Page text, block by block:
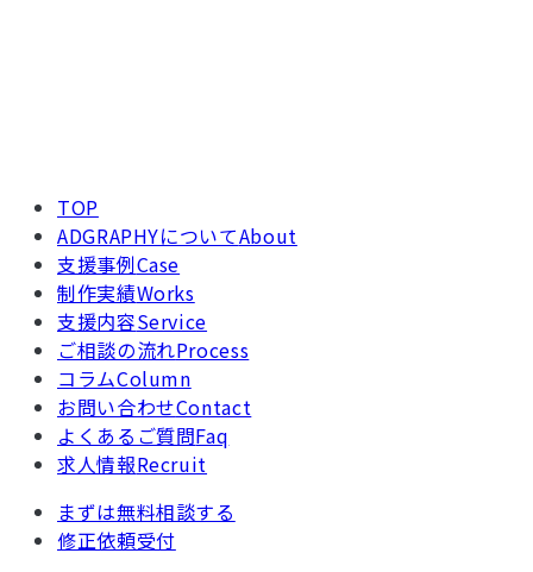
TOP
ADGRAPHYについてAbout
支援事例Case
制作実績Works
支援内容Service
ご相談の流れProcess
コラムColumn
お問い合わせContact
よくあるご質問Faq
求人情報Recruit
まずは無料相談する
修正依頼受付